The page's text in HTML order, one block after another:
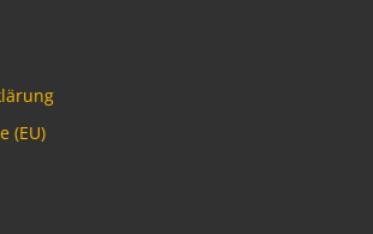
(EU)